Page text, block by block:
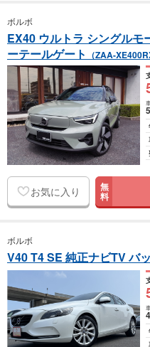
ボルボ
EX40 ウルトラ シングルモ
ーテールゲート （ZAA-
お気に入り 無
料
ボルボ
V40 T4 SE 純正ナビTV バ